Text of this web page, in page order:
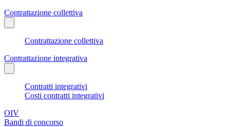
Contrattazione collettiva
Contrattazione collettiva
Contrattazione integrativa
Contratti integrativi
Costi contratti integrativi
OIV
Bandi di concorso